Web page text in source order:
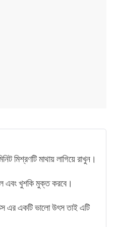
মিশ্রণটি মাথায় লাগিয়ে রাখুন।
এবং খুশকি মুক্ত করবে।
এর একটি ভালো উৎস তাই এটি